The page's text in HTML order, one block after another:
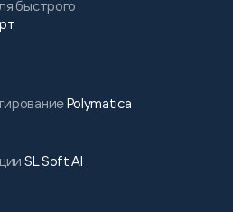
быстрого
Polymatica
SL Soft AI